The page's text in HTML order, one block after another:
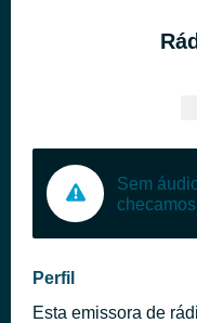
Sem
Perfil
Esta emissora de